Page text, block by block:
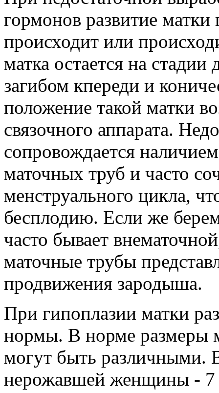
гормонов развитие
происходит или
матка остается на
загибом кпереди и
положение такой матки
связочного аппарата.
сопровождается
маточных труб и часто
менструального цикла,
бесплодию. Если же
часто бывает
маточные трубы
продвижения зародыша.
При гипоплазии матки
нормы. В норме размеры
могут быть различными.
нерожавшей женщины - 7